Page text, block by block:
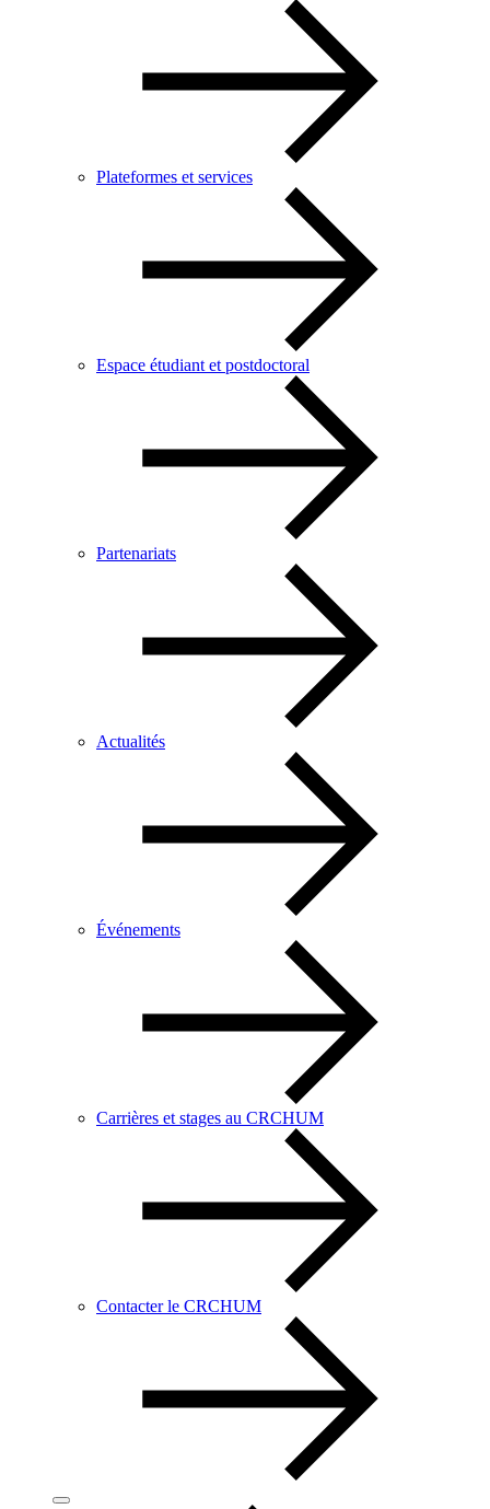
Plateformes et services
Espace étudiant et postdoctoral
Partenariats
Actualités
Événements
Carrières et stages au CRCHUM
Contacter le CRCHUM